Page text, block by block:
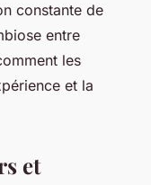
constante de
entre
les
et la
et